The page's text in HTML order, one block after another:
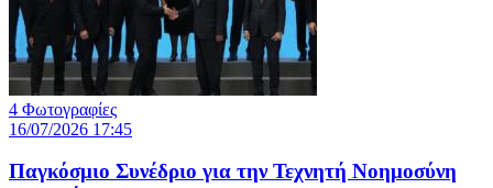
4 Φωτογραφίες
16/07/2026 17:45
Παγκόσμιο Συνέδριο για την Τεχνητή Νοημοσύνη